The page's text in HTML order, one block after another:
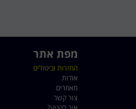
חדש בדור ספורט
ואליפטיקללפרטים 0774545457
דור ספורט כי מגיע
מפת אתר
החזרות וביטולים
אודות
מאמרים
צור קשר